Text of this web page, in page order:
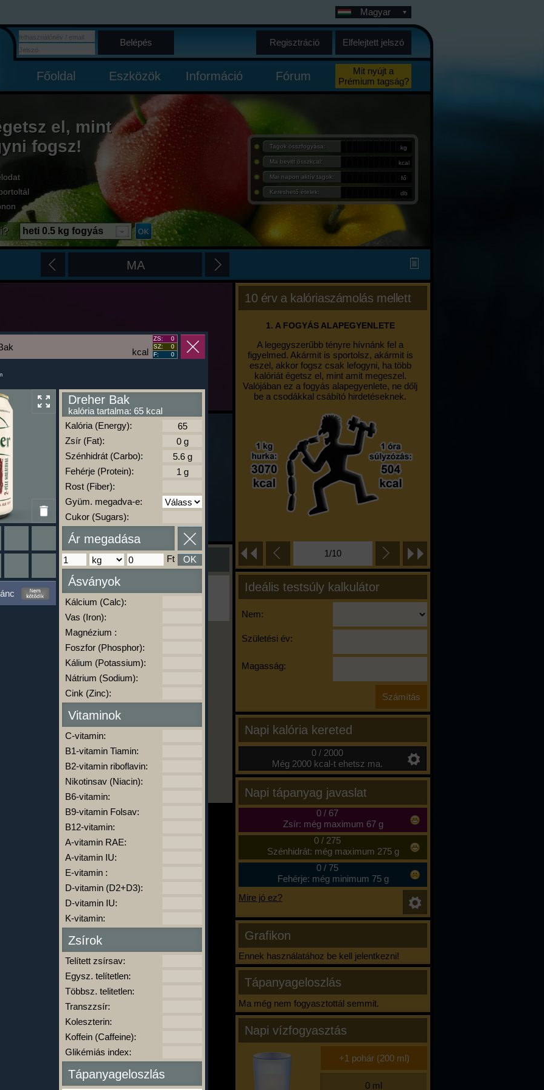
Magyar
Belépés Regisztráció Elfelejtett jelszó
Főoldal Eszközök Információ Fórum
Mit nyújt a
Prémium tagság?
el, mint
fogsz!
Tagok összfogyása: kg
Ma bevitt összkcal: kcal
Mai napon aktív tagok: fő
Kereshető ételek: db
heti 0.5 kg fogyás
MA
10 érv a kalóriaszámolás mellett
1. A FOGYÁS ALAPEGYENLETE
A legegyszerűbb tényre hívnánk fel a
figyelmed. Akármit is sportolsz, akármit is
eszel, akkor fogsz csak lefogyni, ha több
kalóriát égetsz el, mint amit megeszel.
Valójában ez a fogyás alapegyenlete, ne dőlj
be a csodákkal csábító hirdetéseknek.
1/10
Ideális testsúly kalkulátor
Nem:
Születési év:
Magasság:
Napi kalória kereted
0 / 2000
Még 2000 kcal-t ehetsz ma.
Napi tápanyag javaslat
0/ 67
Zsír: még maximum 67 g
0/ 275
Szénhidrát: még maximum 275 g
0/ 75
Fehérje: még minimum 75 g
Mire jó ez?
Grafikon
Ennek használatához be kell jelentkezni!
Tápanyageloszlás
Ma még nem fogyasztottál semmit.
Napi vízfogyasztás
Ha ma már nem eszel/sportolsz többet,
kattints a kiértékelésre!
A Kalória Szimulátor Prémium funkció.
-
kcal
ZS:
0
SZ:
0
F:
0
Dreher Bak
kalória tartalma: 65 kcal
Kalória (Energy):
Zsír (Fat):
Szénhidrát (Carbo):
Fehérje (Protein):
Rost (Fiber):
Gyüm. megadva-e:
Cukor (Sugars):
Ár megadása
Ft OK
Ásványok
Kálcium (Calc):
Vas (Iron):
Magnézium :
Foszfor (Phosphor):
Kálium (Potassium):
Nátrium (Sodium):
Cink (Zinc):
Vitaminok
C-vitamin:
B1-vitamin Tiamin:
B2-vitamin riboflavin:
Nikotinsav (Niacin):
B6-vitamin:
B9-vitamin Folsav:
B12-vitamin:
A-vitamin RAE:
A-vitamin IU:
E-vitamin :
D-vitamin (D2+D3):
D-vitamin IU:
K-vitamin:
Zsírok
Telített zsírsav:
Egysz. telítetlen:
Többsz. telitetlen:
Transzzsír:
Koleszterin:
Koffein (Caffeine):
Glikémiás index:
Tápanyageloszlás